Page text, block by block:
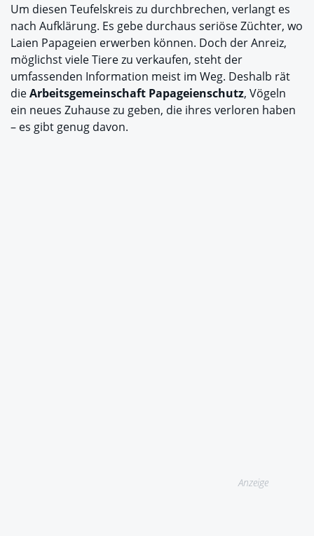
Um diesen Teufelskreis zu durchbrechen, verlangt es
nach Aufklärung. Es gebe durchaus seriöse Züchter, wo
Laien Papageien erwerben können. Doch der Anreiz,
möglichst viele Tiere zu verkaufen, steht der
umfassenden Information meist im Weg. Deshalb rät
dieArbeitsgemeinschaft Papageienschutz, Vögeln
ein neues Zuhause zu geben, die ihres verloren haben
– es gibt genug davon.
Anzeige